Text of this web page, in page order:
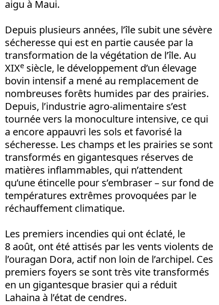
aigu à Maui.
Depuis plusieurs années, l’île subit une sévère
sécheresse qui est en partie causée par la
transformation de la végétation de l’île. Au
XIXe siècle, le développement d’un élevage
bovin intensif a mené au remplacement de
nombreuses forêts humides par des prairies.
Depuis, l’industrie agro-alimentaire s’est
tournée vers la monoculture intensive, ce qui
a encore appauvri les sols et favorisé la
sécheresse. Les champs et les prairies se sont
transformés en gigantesques réserves de
matières inflammables, qui n’attendent
qu’une étincelle pour s’embraser – sur fond de
températures extrêmes provoquées par le
réchauffement climatique.
Les premiers incendies qui ont éclaté, le
8 août, ont été attisés par les vents violents de
l’ouragan Dora, actif non loin de l’archipel. Ces
premiers foyers se sont très vite transformés
en un gigantesque brasier qui a réduit
Lahaina à l’état de cendres.